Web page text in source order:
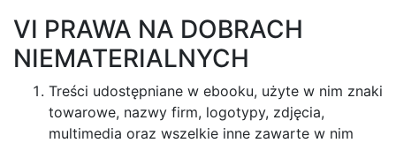
VI PRAWA NA DOBRACH
NIEMATERIALNYCH
Treści udostępniane w ebooku, użyte w nim znaki
towarowe, nazwy firm, logotypy, zdjęcia,
multimedia oraz wszelkie inne zawarte w nim